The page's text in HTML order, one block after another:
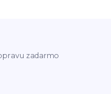
zadarmo